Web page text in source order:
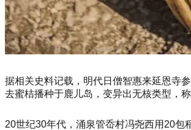
据相关史料记载，明代日僧智惠来延恩寺
去蜜桔播种于鹿儿岛，变异出无核类型，称
20世纪30年代，涌泉管岙村冯尧西用20包